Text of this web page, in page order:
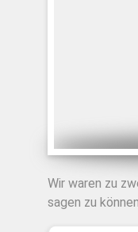
Wir waren zu
sagen zu